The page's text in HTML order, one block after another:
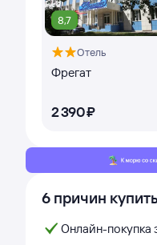
8,7
Отель
Фрегат
2 ⁠390 ⁠₽
6 причин
Онлайн-покупка